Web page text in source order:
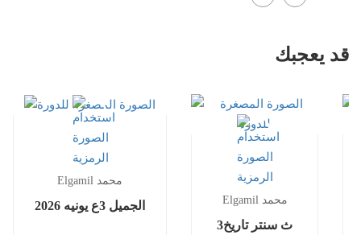
قد يعجبك
Elgamil محمد
الجميل 3ع يونيه 2026 Elgamil محمد
3ث سنتر تاريخ